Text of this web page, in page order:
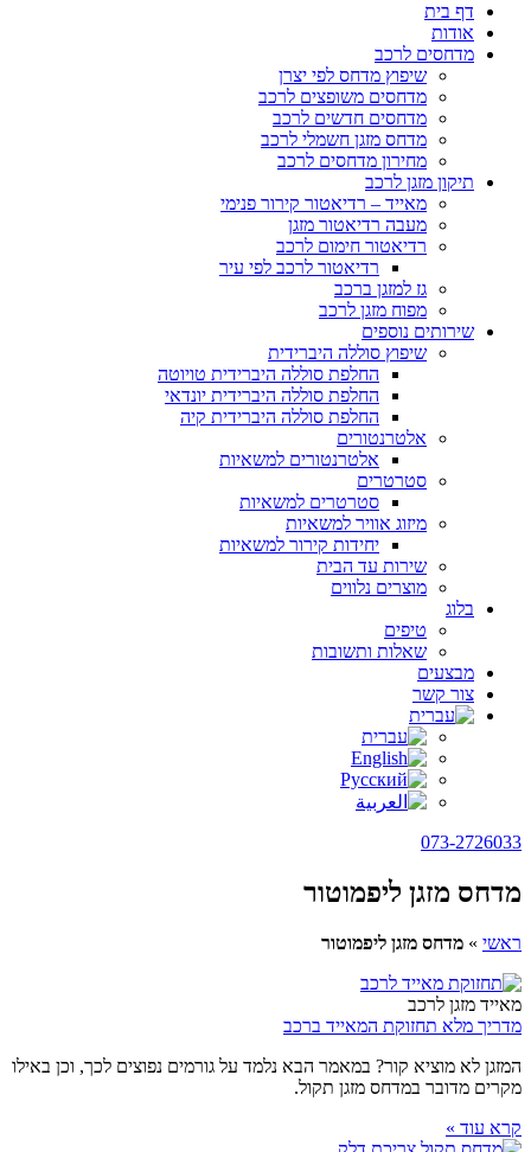
דף בית
אודות
מדחסים לרכב
שיפוץ מדחס לפי יצרן
מדחסים משופצים לרכב
מדחסים חדשים לרכב
מדחס מזגן חשמלי לרכב
מחירון מדחסים לרכב
תיקון מזגן לרכב
מאייד – רדיאטור קירור פנימי
מעבה רדיאטור מזגן
רדיאטור חימום לרכב
רדיאטור לרכב לפי עיר
גז למזגן ברכב
מפוח מזגן לרכב
שירותים נוספים
שיפוץ סוללה היברידית
החלפת סוללה היברידית טויוטה
החלפת סוללה היברידית יונדאי
החלפת סוללה היברידית קיה
אלטרנטורים
אלטרנטורים למשאיות
סטרטרים
סטרטרים למשאיות
מיזוג אוויר למשאיות
יחידות קירור למשאיות
שירות עד הבית
מוצרים נלווים
בלוג
טיפים
שאלות ותשובות
מבצעים
צור קשר
073-2726033
מדחס מזגן ליפמוטור
ראשי » מדחס מזגן ליפמוטור
מאייד מזגן לרכב
מדריך מלא תחזוקת המאייד ברכב
המזגן לא מוציא קור? במאמר הבא נלמד על גורמים נפוצים לכך, וכן באילו
מקרים מדובר במדחס מזגן תקול.
קרא עוד »